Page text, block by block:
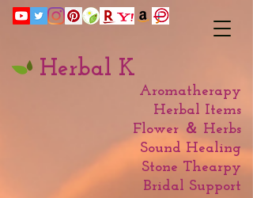
Aromatherapy
Herbal Items
Flower ＆ Herbs
Sound Healing
Stone Thearpy
​Bridal Support
Herbal K